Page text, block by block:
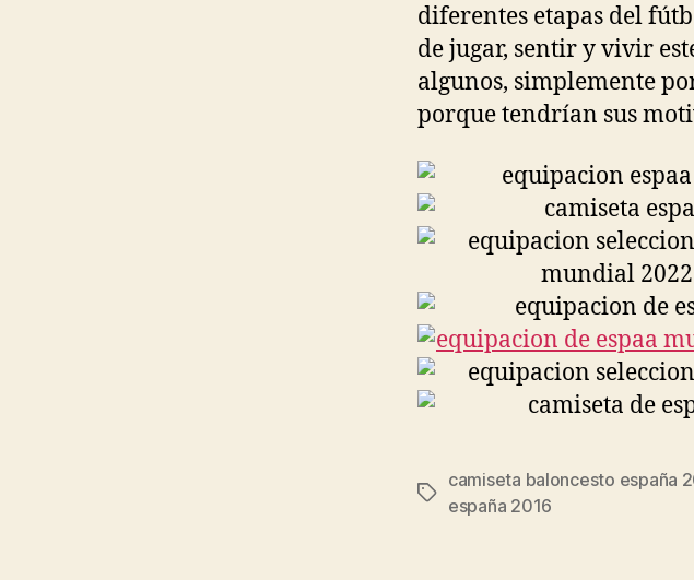
diferentes etapas del
de jugar, sentir y vivir
algunos, simplemente
porque tendrían sus
Etiquetas
camiseta baloncesto españa
españa 2016